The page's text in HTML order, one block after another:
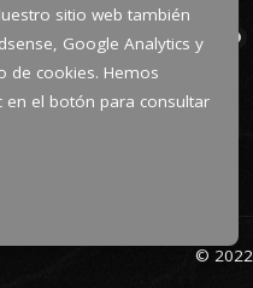
sitio web también
Google Analytics y
de cookies. Hemos
en el botón para consultar
© 2022